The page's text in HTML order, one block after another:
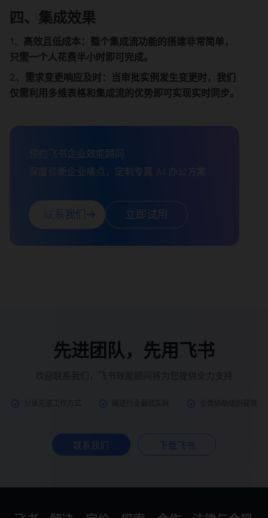
四、集成效果
1、 高效且低成本：整个集成流功能的搭建非常简单，
只需一个人花费半小时即可完成。
2、 需求变更响应及时：当审批实例发生变更时，我们
仅需利用多维表格和集成流的优势即可实现实时同步。
预约飞书企业效能顾问
深度诊断企业痛点，定制专属 AI 办公方案
联系我们 立即试用
先进团队，先用飞书
联系我们 下载飞书